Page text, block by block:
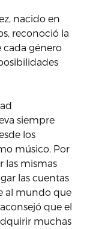
nacido en
reconoció la
género
siempre
los
músico. Por
las mismas
las cuentas
al mundo que
que el
muchas